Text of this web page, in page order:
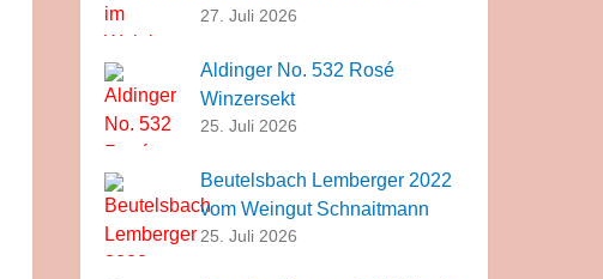
27. Juli 2026
Aldinger No. 532 Rosé
Winzersekt
25. Juli 2026
Beutelsbach Lemberger 2022
vom Weingut Schnaitmann
25. Juli 2026